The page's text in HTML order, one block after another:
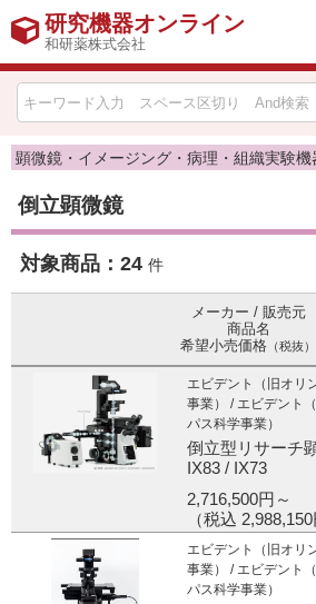
研究機器オンライン
和研薬株式会社
顕微鏡・イメージング・病理・組織実験機
倒立顕微鏡
対象商品： 24 件
メーカー / 販売元
商品名
希望小売価格 （税抜）
エビデント（旧オリ
事業） / エビデント
パス科学事業）
倒立型リサーチ
IX83 / IX73
2,716,500円～
（税込 2,988,150
エビデント（旧オリ
事業） / エビデント
パス科学事業）
HOME
比較表作成
お問い合わせ
お知らせ
機器キャンペーン情報一覧
カテゴリー一覧
メーカー別索引
ご利用ガイド